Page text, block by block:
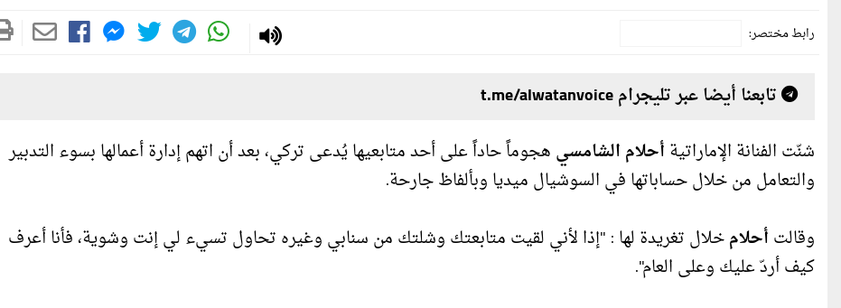
رابط مختصر:
تابعنا أيضا عبر تليجرام t.me/alwatanvoice
شنّت الفنانة الإماراتية أحلام الشامسي هجوماً حاداً على أحد متابعيها يُدعى تركي، بعد أن اتهم إدارة أعمالها بسوء التدبير
والتعامل من خلال حساباتها في السوشيال ميديا وبألفاظ جارحة.
وقالت أحلامخلال تغريدة لها : "إذا لأني لقيت متابعتك وشلتك من سنابي وغيره تحاول تسيء لي إنت وشوية، فأنا أعرف
كيف أردّ عليك وعلى العام".